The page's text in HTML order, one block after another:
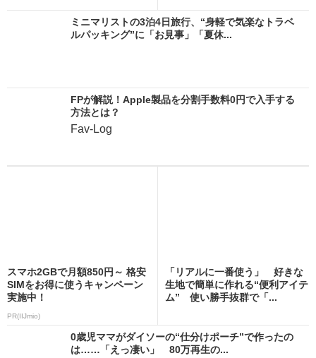
ミニマリストの3泊4日旅行、“身軽で気楽なトラベ
ルパッキング”に「お見事」「夏休...
FPが解説！Apple製品を分割手数料0円で入手する
方法とは？
Fav-Log
スマホ2GBで月額850円～ 格安
SIMをお得に使うキャンペーン
実施中！
PR(IIJmio)
「リアルに一番使う」 好きな
生地で簡単に作れる“便利アイテ
ム” 使い勝手抜群で「...
0歳児ママがダイソーの“仕分けポーチ”で作ったの
は……「えっ凄い」 80万再生の...